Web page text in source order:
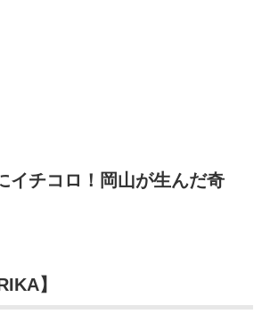
イチコロ！岡山が生んだ奇
】